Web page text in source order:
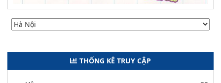
THỐNG KÊ TRUY CẬP